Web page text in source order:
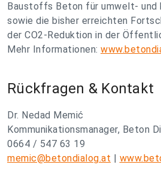
Baustoffs Beton für umwelt- und
sowie die bisher erreichten
der CO2-Reduktion in der
Mehr Informationen:
Rückfragen & Kontakt
Dr. Nedad Memić
Kommunikationsmanager, Beton
0664 / 547 63 19
memic@betondialog.at